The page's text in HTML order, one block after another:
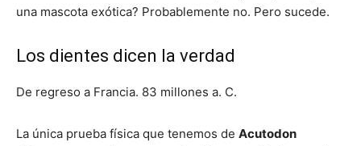
una mascota exótica? Probablemente no. Pero sucede.
Los dientes dicen la verdad
De regreso a Francia. 83 millones a. C.
La única prueba física que tenemos de Acutodon